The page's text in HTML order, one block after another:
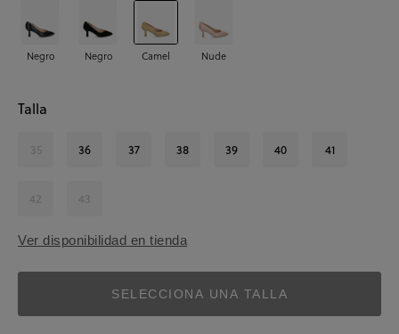
Negro Negro Camel Nude
Talla
35 36 37 38 39 40 41
42 43
Ver disponibilidad en tienda
SELECCIONA UNA TALLA